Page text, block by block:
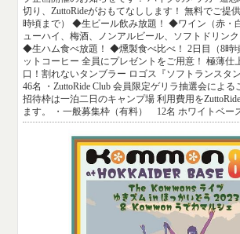
切り、ZuttoRideがおもてなしします！ 無料でご提
時頃まで） ◆生ビール飲み放題！ ◆ワイン（赤・
ューハイ、梅酒、ノンアルビール、ソフトドリンク
◆生ハム食べ放題！ ◆燻製食べ比べ！ 2日目（8時
ットコーヒー 全員にプレゼントをご用意！ 極薄仕
口！割れないタンブラー ロゴス『ソフトランス
46名 ・ZuttoRide Club 会員限定ゲリラ抽選会によ
招待枠は一泊二日のキャンプ場 利用費用を
ます。 ・一般募集枠（有料） 12名 ホワイトベー